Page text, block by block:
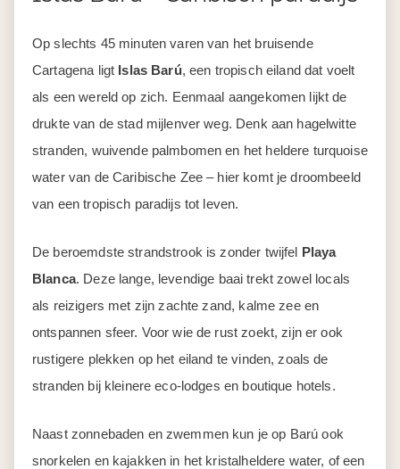
Op slechts 45 minuten varen van het bruisende
Cartagena ligt Islas Barú, een tropisch eiland dat voelt
als een wereld op zich. Eenmaal aangekomen lijkt de
drukte van de stad mijlenver weg. Denk aan hagelwitte
stranden, wuivende palmbomen en het heldere turquoise
water van de Caribische Zee – hier komt je droombeeld
van een tropisch paradijs tot leven.
De beroemdste strandstrook is zonder twijfel Playa
Blanca. Deze lange, levendige baai trekt zowel locals
als reizigers met zijn zachte zand, kalme zee en
ontspannen sfeer. Voor wie de rust zoekt, zijn er ook
rustigere plekken op het eiland te vinden, zoals de
stranden bij kleinere eco-lodges en boutique hotels.
Naast zonnebaden en zwemmen kun je op Barú ook
snorkelen en kajakken in het kristalheldere water, of een